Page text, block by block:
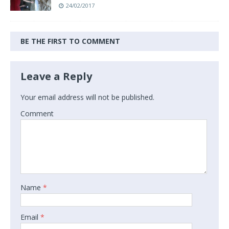
24/02/2017
BE THE FIRST TO COMMENT
Leave a Reply
Your email address will not be published.
Comment
Name *
Email *